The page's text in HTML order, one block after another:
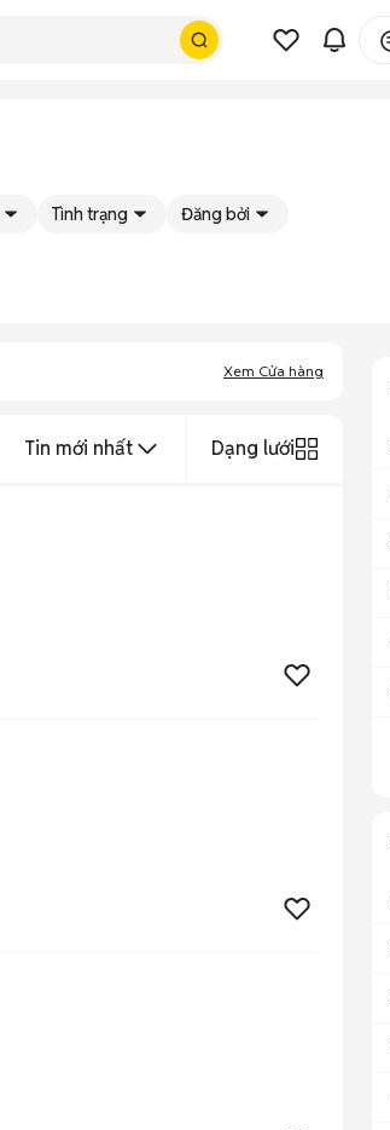
Tình trạng Đăng bởi
Xem Cửa hàng
Tin mới nhất Dạng lưới